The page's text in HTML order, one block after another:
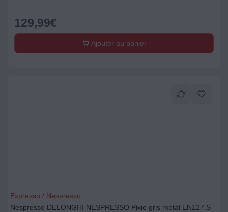
129,99€
Ajouter au panier
Expresso / Nespresso
Nespresso DELONGHI NESPRESSO Pixie gris metal EN127.S